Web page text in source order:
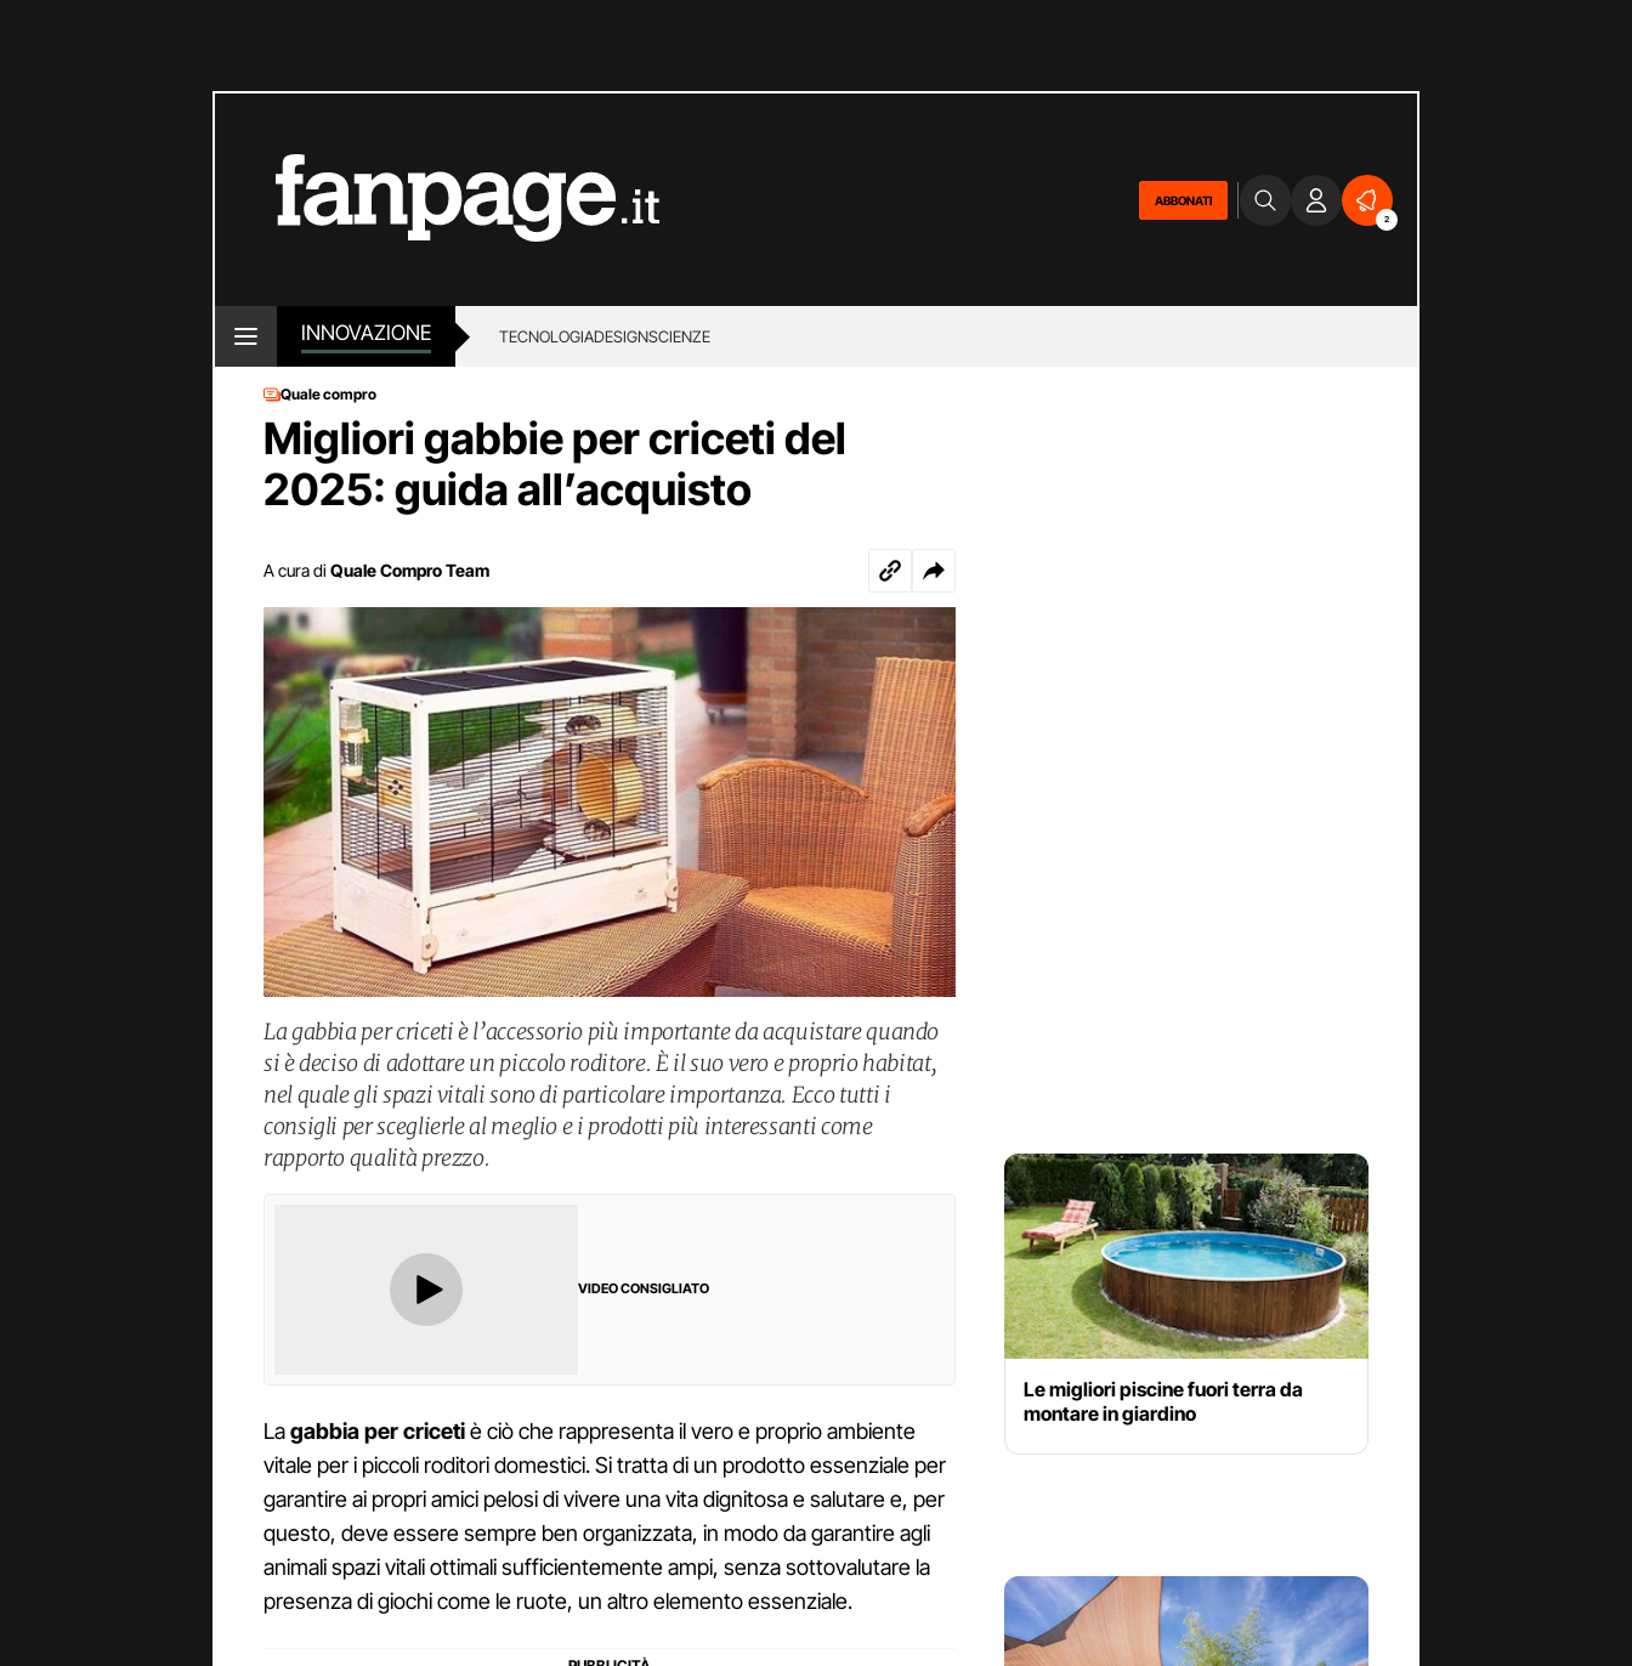
ABBONATI
2
INNOVAZIONE TECNOLOGIADESIGNSCIENZE
Quale compro
Migliori gabbie per criceti del
2025: guida all’acquisto
A cura di Quale Compro Team
La gabbia per criceti è l’accessorio più importante da acquistare quando
si è deciso di adottare un piccolo roditore. È il suo vero e proprio habitat,
nel quale gli spazi vitali sono di particolare importanza. Ecco tutti i
consigli per sceglierle al meglio e i prodotti più interessanti come
rapporto qualità prezzo.
VIDEO CONSIGLIATO
Lagabbia per cricetiè ciò che rappresenta il vero e proprio ambiente
vitale per i piccoli roditori domestici. Si tratta di un prodotto essenziale per
garantire ai propri amici pelosi di vivere una vita dignitosa e salutare e, per
questo, deve essere sempre ben organizzata, in modo da garantire agli
animali spazi vitali ottimali sufficientemente ampi, senza sottovalutare la
presenza di giochi come le ruote, un altro elemento essenziale.
Le migliori piscine fuori terra da
montare in giardino